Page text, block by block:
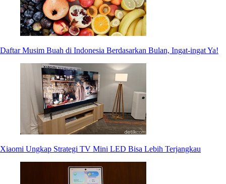
Daftar Musim Buah di Indonesia Berdasarkan Bulan, Ingat-ingat Ya!
Xiaomi Ungkap Strategi TV Mini LED Bisa Lebih Terjangkau